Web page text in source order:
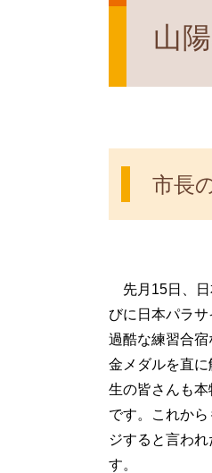
山
市長
先月15日、日
びに日本パラ
過酷な練習合
金メダルを直
生の皆さんも
です。これか
ジすると言わ
す。